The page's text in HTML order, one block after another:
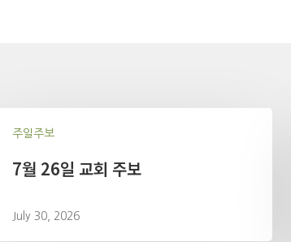
주일주보
7월 26일 교회 주보
July 30, 2026